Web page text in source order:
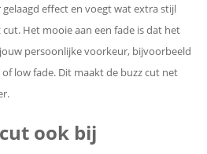
effect en voegt wat extra stijl
Het mooie aan een fade is dat het
persoonlijke voorkeur, bijvoorbeeld
low fade. Dit maakt de buzz cut net
ook bij